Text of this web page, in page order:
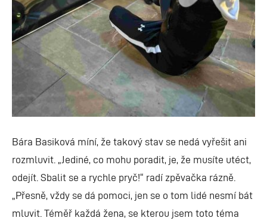
Bára Basiková míní, že takový stav se nedá vyřešit ani
rozmluvit. „Jediné, co mohu poradit, je, že musíte utéct,
odejít. Sbalit se a rychle pryč!“ radí zpěvačka rázně.
„Přesně, vždy se dá pomoci, jen se o tom lidé nesmí bát
mluvit. Téměř každá žena, se kterou jsem toto téma